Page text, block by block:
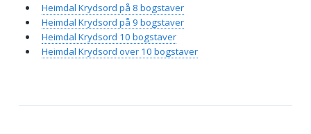
Heimdal Krydsord på 8 bogstaver
Heimdal Krydsord på 9 bogstaver
Heimdal Krydsord 10 bogstaver
Heimdal Krydsord over 10 bogstaver